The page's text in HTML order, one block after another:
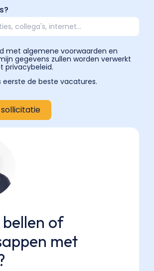
met algemene voorwaarden en
gegevens zullen worden verwerkt
privacybeleid.
eerste de beste vacatures.
of
met